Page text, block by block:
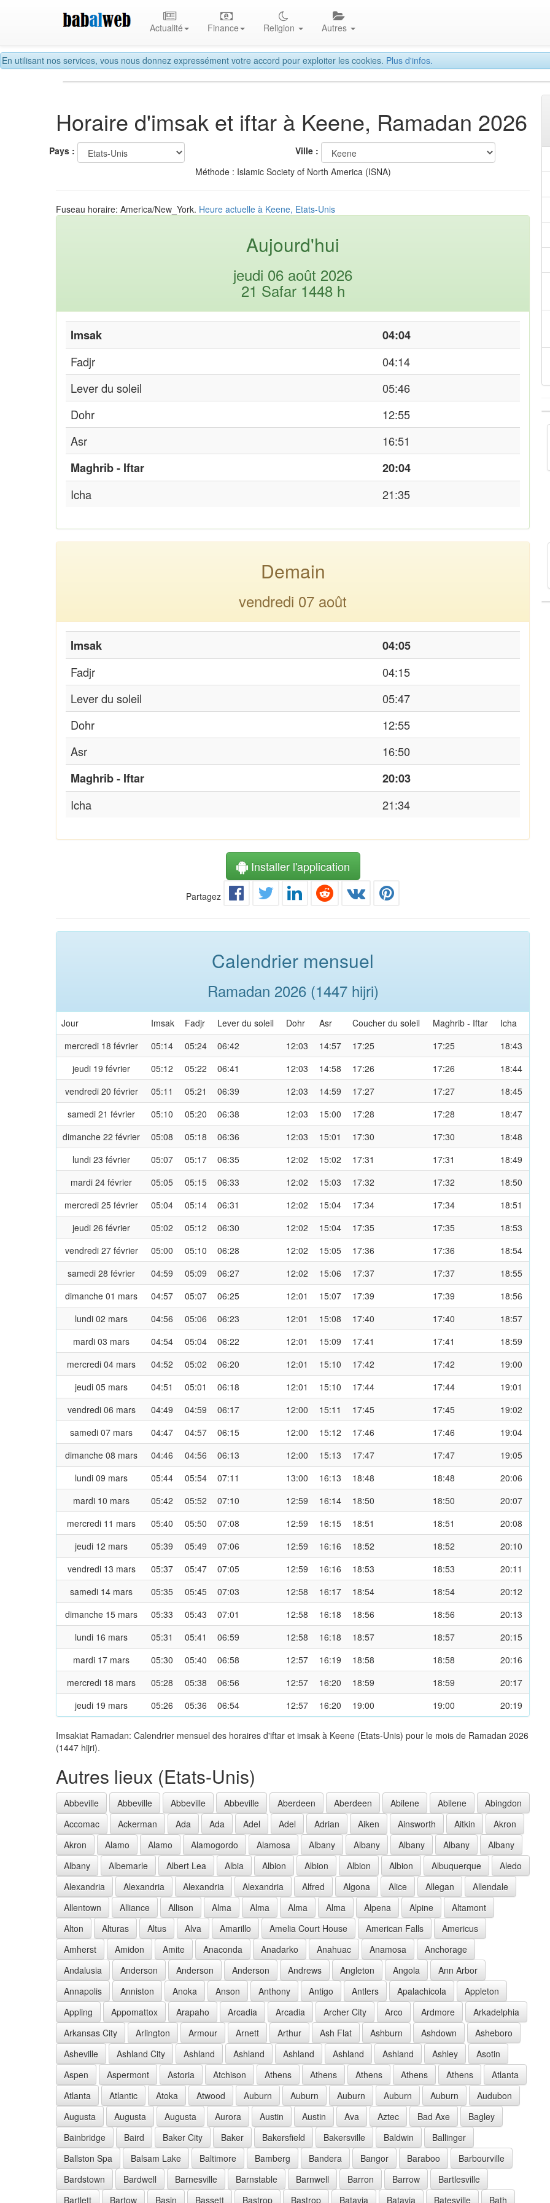
En utilisant nos services, vous nous donnez expressément votre accord pour exploiter les cookies. Plus d'infos.
Actualité Finance Religion Autres
Horaire d'imsak et iftar à Keene, Ramadan 2026
Pays :
Ville :
Méthode : Islamic Society of North America (ISNA)
Fuseau horaire: America/New_York. Heure actuelle à Keene, Etats-Unis
Aujourd'hui
jeudi 06 août 2026
21 Safar 1448 h
Imsak
04:04
Fadjr
04:14
Lever du soleil
05:46
Dohr
12:55
Asr
16:51
Maghrib - Iftar
20:04
Icha
21:35
Demain
vendredi 07 août
Imsak
04:05
Fadjr
04:15
Lever du soleil
05:47
Dohr
12:55
Asr
16:50
Maghrib - Iftar
20:03
Icha
21:34
Installer l'application
Partagez
Calendrier mensuel
Ramadan 2026 (1447 hijri)
Jour Imsak Fadjr Lever du soleil Dohr Asr Coucher du soleil Maghrib - Iftar
Icha
mercredi 18 février
05:14 05:24 06:42 12:03 14:57 17:25 17:25
18:43
jeudi 19 février
05:12 05:22 06:41 12:03 14:58 17:26 17:26
18:44
vendredi 20 février
05:11 05:21 06:39 12:03 14:59 17:27 17:27
18:45
samedi 21 février
05:10 05:20 06:38 12:03 15:00 17:28 17:28
18:47
dimanche 22 février
05:08 05:18 06:36 12:03 15:01 17:30 17:30
18:48
lundi 23 février
05:07 05:17 06:35 12:02 15:02 17:31 17:31
18:49
mardi 24 février
05:05 05:15 06:33 12:02 15:03 17:32 17:32
18:50
mercredi 25 février
05:04 05:14 06:31 12:02 15:04 17:34 17:34
18:51
jeudi 26 février
05:02 05:12 06:30 12:02 15:04 17:35 17:35
18:53
vendredi 27 février
05:00 05:10 06:28 12:02 15:05 17:36 17:36
18:54
samedi 28 février
04:59 05:09 06:27 12:02 15:06 17:37 17:37
18:55
dimanche 01 mars
04:57 05:07 06:25 12:01 15:07 17:39 17:39
18:56
lundi 02 mars
04:56 05:06 06:23 12:01 15:08 17:40 17:40
18:57
mardi 03 mars
04:54 05:04 06:22 12:01 15:09 17:41 17:41
18:59
mercredi 04 mars
04:52 05:02 06:20 12:01 15:10 17:42 17:42
19:00
jeudi 05 mars
04:51 05:01 06:18 12:01 15:10 17:44 17:44
19:01
vendredi 06 mars
04:49 04:59 06:17 12:00 15:11 17:45 17:45
19:02
samedi 07 mars
04:47 04:57 06:15 12:00 15:12 17:46 17:46
19:04
dimanche 08 mars
04:46 04:56 06:13 12:00 15:13 17:47 17:47
19:05
lundi 09 mars
05:44 05:54 07:11 13:00 16:13 18:48 18:48
20:06
mardi 10 mars
05:42 05:52 07:10 12:59 16:14 18:50 18:50
20:07
mercredi 11 mars
05:40 05:50 07:08 12:59 16:15 18:51 18:51
20:08
jeudi 12 mars
05:39 05:49 07:06 12:59 16:16 18:52 18:52
20:10
vendredi 13 mars
05:37 05:47 07:05 12:59 16:16 18:53 18:53
20:11
samedi 14 mars
05:35 05:45 07:03 12:58 16:17 18:54 18:54
20:12
dimanche 15 mars
05:33 05:43 07:01 12:58 16:18 18:56 18:56
20:13
lundi 16 mars
05:31 05:41 06:59 12:58 16:18 18:57 18:57
20:15
mardi 17 mars
05:30 05:40 06:58 12:57 16:19 18:58 18:58
20:16
mercredi 18 mars
05:28 05:38 06:56 12:57 16:20 18:59 18:59
20:17
jeudi 19 mars
05:26 05:36 06:54 12:57 16:20 19:00 19:00 20:19
Imsakiat Ramadan: Calendrier mensuel des horaires d'iftar et imsak à Keene (Etats-Unis) pour le mois de Ramadan 2026
(1447 hijri).
Autres lieux (Etats-Unis)
Abbeville Abbeville Abbeville Abbeville Aberdeen Aberdeen Abilene Abilene
Abingdon
Accomac
Ackerman Ada Ada Adel Adel Adrian Aiken Ainsworth Aitkin
Akron
Akron
Alamo Alamo Alamogordo Alamosa Albany Albany Albany Albany
Albany
Albany
Albemarle Albert Lea Albia Albion Albion Albion Albion Albuquerque
Aledo
Alexandria
Alexandria Alexandria Alexandria Alfred Algona Alice Allegan
Allendale
Allentown
Alliance Allison Alma Alma Alma Alma Alpena Alpine
Altamont
Alton
Alturas Altus Alva Amarillo Amelia Court House American Falls
Americus
Amherst
Amidon Amite Anaconda Anadarko Anahuac Anamosa
Anchorage
Andalusia
Anderson Anderson Anderson Andrews Angleton Angola
Ann Arbor
Annapolis
Anniston Anoka Anson Anthony Antigo Antlers Apalachicola
Appleton
Appling
Appomattox Arapaho Arcadia Arcadia Archer City Arco Ardmore
Arkadelphia
Arkansas City
Arlington Armour Arnett Arthur Ash Flat Ashburn Ashdown
Asheboro
Asheville
Ashland City Ashland Ashland Ashland Ashland Ashland Ashley
Asotin
Aspen
Aspermont Astoria Atchison Athens Athens Athens Athens Athens
Atlanta
Atlanta
Atlantic Atoka Atwood Auburn Auburn Auburn Auburn Auburn
Audubon
Augusta
Augusta Augusta Aurora Austin Austin Ava Aztec Bad Axe
Bagley
Bainbridge
Baird Baker City Baker Bakersfield Bakersville Baldwin
Ballinger
Ballston Spa
Balsam Lake Baltimore Bamberg Bandera Bangor Baraboo
Barbourville
Bardstown
Bardwell Barnesville Barnstable Barnwell Barron Barrow
Bartlesville
Bartlett
Bartow Basin Bassett Bastrop Bastrop Batavia Batavia Batesville Bath